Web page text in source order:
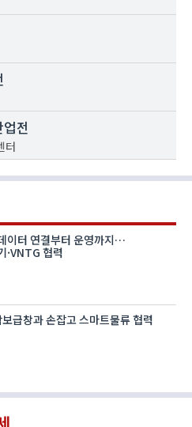
전
터
이터 연결부터 운영까지…
·VNTG 협력
급창과 손잡고 스마트물류 협력